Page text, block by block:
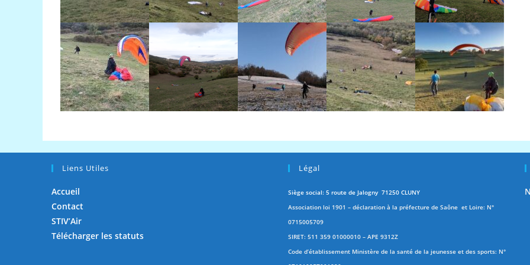
Liens Utiles
Accueil
Contact
STIV’Air
Télécharger les statuts
Légal
Siège social: 5 route de Jalogny 71250 CLUNY
Association loi 1901 – déclaration à la préfecture de Saône et Loire: N°
0715005709
SIRET: 511 359 01000010 – APE 9312Z
Code d’établissement Ministère de la santé de la jeunesse et des sports: N°